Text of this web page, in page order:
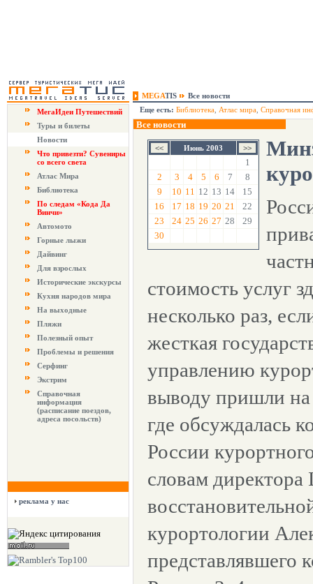
MEGATIS
Все новости
МегаИдеи Путешествий
Туры и билеты
Новости
Что привезти? Сувениры
со всего света
Атлас Мира
Библиотека
По следам «Кода Да
Винчи»
Автомото
Горные лыжи
Дайвинг
Для взрослых
Исторические экскурсы
Кухня народов мира
На выходные
Пляжи
Полезный опыт
Проблемы и решения
Серфинг
Экстрим
Справочная
информация
(расписание поездов,
адреса посольств)
реклама у нас
Еще есть: Библиотека Атлас мира Справочная
Все новости
Июнь 2003
1
2
3 4 5 6 7
8
9
10 11 12 13 14
15
16
17 18 19 20 21
22
23
24 25 26 27 28
29
30
стоимость услуг
несколько раз,
жесткая
управлению
выводу пришли
где обсуждалась
России
словам директора
курортологии
представлявшего